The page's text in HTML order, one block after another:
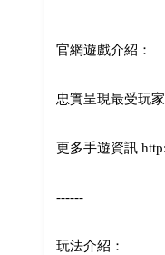
官網遊戲介紹：
忠實呈現最受玩
更多手遊資訊
------
玩法介紹：